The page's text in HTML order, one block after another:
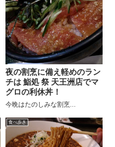
夜の割烹に備え軽めのラン
チは 鮨処 祭 天王洲店でマ
グロの利休丼！
今晩はたのしみな割烹...
食べ歩き